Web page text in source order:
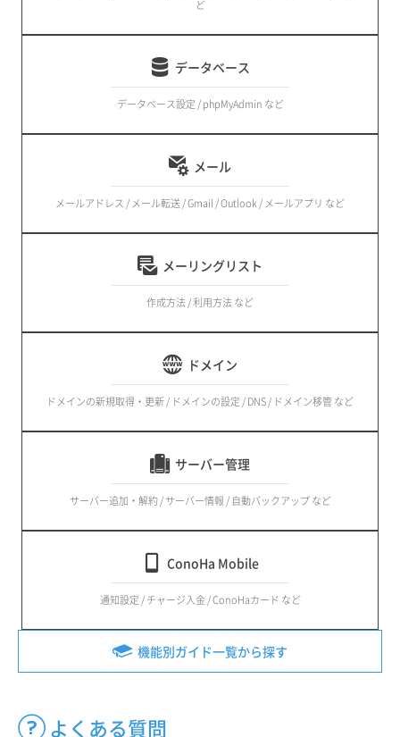
ど
データベース
データベース設定 / phpMyAdmin など
メール
メールアドレス / メール転送 / Gmail / Outlook / メールアプリ など
メーリングリスト
作成方法 / 利用方法 など
ドメイン
ドメインの新規取得・更新 / ドメインの設定 / DNS / ドメイン移管 など
サーバー管理
サーバー追加・解約 / サーバー情報 / 自動バックアップ など
ConoHa Mobile
通知設定 / チャージ入金 / ConoHaカード など
機能別ガイド一覧から探す
よくある質問